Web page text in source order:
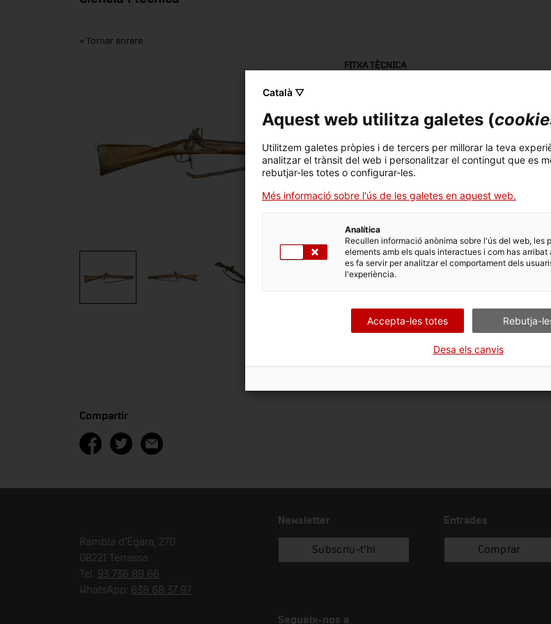
< Tornar enrere
FITXA TÈCNICA
trabuc d'avantcàrrega
18075
Segona meitat
fusta
DADES DEL MUSEU
Ciència i tècnica
Forma d'ingrés
Compartir
Rambla d'Ègara, 270
08221 Terrassa
Tel. 93 736 89 66
WhatsApp: 638 68 37 97
Newsletter
Subscriu-t'hi
Entrades
Comprar
Segueix-nos a
Català ▽
Aquest web utilitza galetes (
Utilitzem galetes pròpies i de tercers per millorar la teva
analitzar el trànsit del web i personalitzar el contingut que es
rebutjar-les totes o configurar-les.
Més informació sobre l'ús de les galetes en aquest web.
Analítica
Recullen informació anònima sobre l'ús del web, les
elements amb els quals interactues i com has
es fa servir per analitzar el comportament dels
l'experiència.
Accepta-les totes Rebutja-
Desa els canvis